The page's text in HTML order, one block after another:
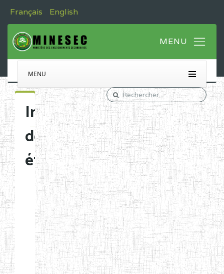
Français English
MENU
Immatriculation
des
établissements
Etablissements
d'enseignement
normal